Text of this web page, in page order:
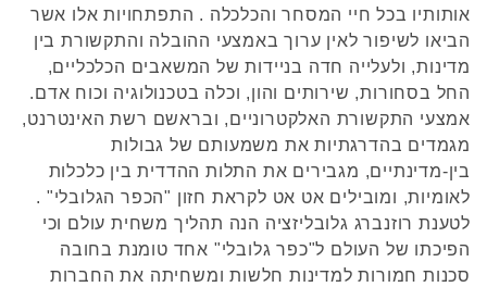
אותותיו בכל חיי המסחר והכלכלה . התפתחויות אלו אשר
הביאו לשיפור לאין ערוך באמצעי ההובלה והתקשורת בין
מדינות, ולעלייה חדה בניידות של המשאבים הכלכליים,
החל בסחורות, שירותים והון, וכלה בטכנולוגיה וכוח אדם.
אמצעי התקשורת האלקטרוניים, ובראשם רשת האינטרנט,
מגמדים בהדרגתיות את משמעותם של גבולות
בין-מדינתיים, מגבירים את התלות ההדדית בין כלכלות
לאומיות, ומובילים אט אט לקראת חזון "הכפר הגלובלי" .
לטענת רוזנברג גלובליזציה הנה תהליך משחית עולם וכי
הפיכתו של העולם ל"כפר גלובלי" אחד טומנת בחובה
סכנות חמורות למדינות חלשות ומשחיתה את החברות